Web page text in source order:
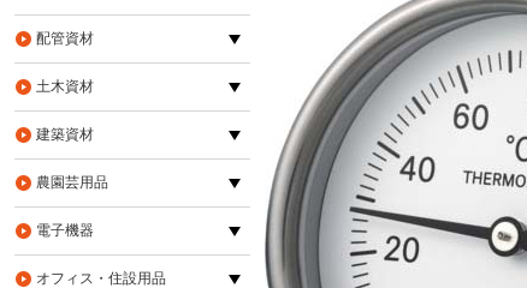
配管資材
土木資材
建築資材
農園芸用品
電子機器
オフィス・住設用品